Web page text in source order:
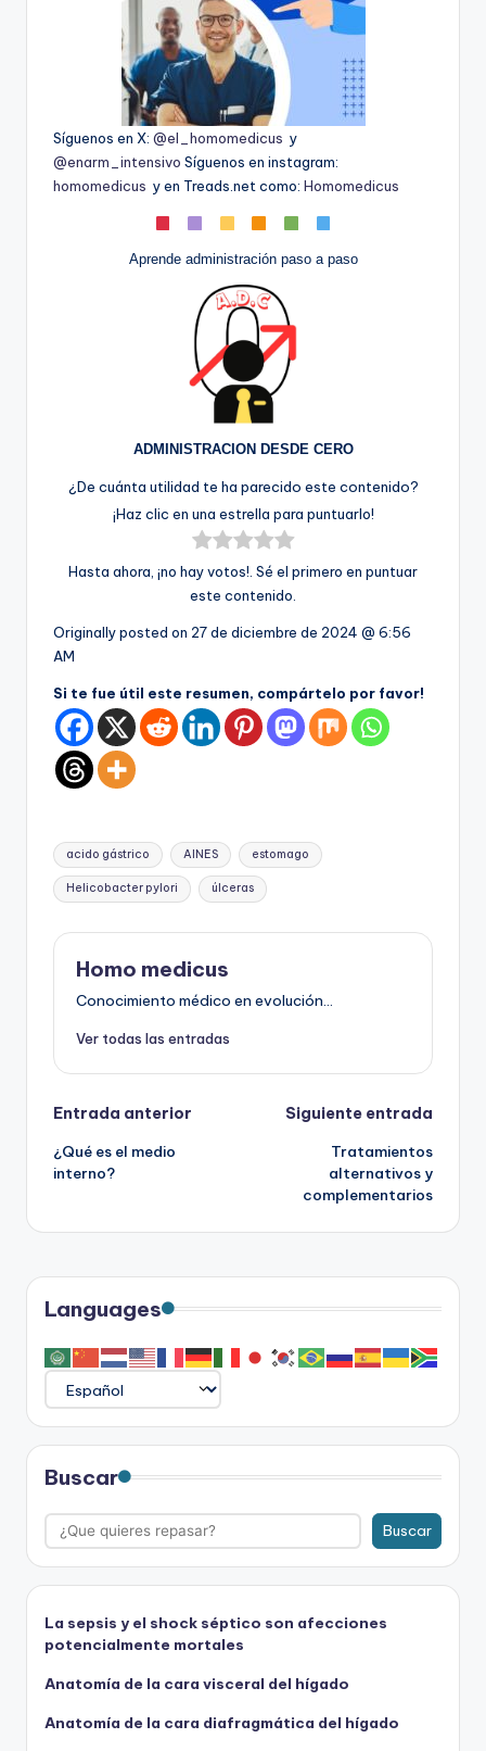
Síguenos en X: @el_homomedicus y
@enarm_intensivo Síguenos en instagram:
homomedicus y en Treads.net como: Homomedicus
Aprende administración paso a paso
ADMINISTRACION DESDE CERO
¿De cuánta utilidad te ha parecido este contenido?
¡Haz clic en una estrella para puntuarlo!
Hasta ahora, ¡no hay votos!. Sé el primero en puntuar
este contenido.
Originally posted on 27 de diciembre de 2024 @ 6:56
AM
Si te fue útil este resumen, compártelo por favor!
Etiquetas:
acido gástrico AINES estomago
Helicobacter pylori úlceras
Homo medicus
Conocimiento médico en evolución...
Ver todas las entradas
Navegación
de
Entrada anterior
¿Qué es el medio
interno?
Siguiente entrada
Tratamientos
alternativos y
complementarios
Languages
Buscar
Buscar
La sepsis y el shock séptico son afecciones
potencialmente mortales
Anatomía de la cara visceral del hígado
Anatomía de la cara diafragmática del hígado